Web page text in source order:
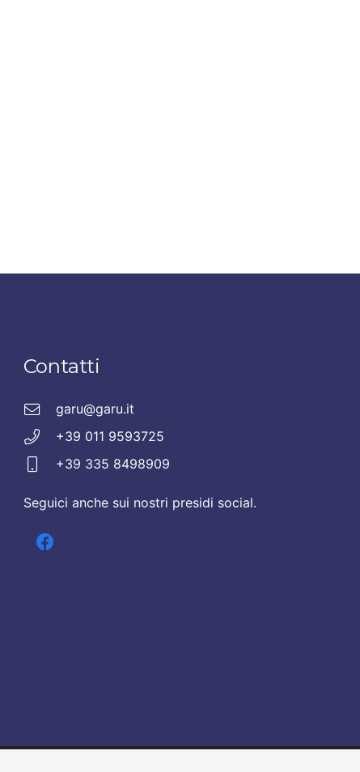
Contatti
garu@garu.it
+39 011 9593725
+39 335 8498909
Seguici anche sui nostri presidi social.